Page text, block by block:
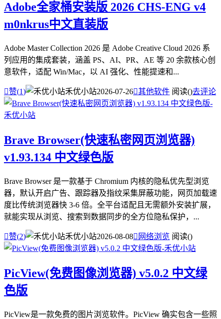
Adobe全家桶安装版 2026 CHS-ENG v4
m0nkrus中文直装版
Adobe Master Collection 2026 是 Adobe Creative Cloud 2026 系
列应用的集成套装，涵盖 PS、AI、PR、AE 等 20 余款核心创
意软件，适配 Win/Mac，以 AI 强化、性能提速和...
赞(1) 禾优小站2026-07-26其他软件 阅读()去评论
Brave Browser(快速私密网页浏览器)
v1.93.134 中文绿色版
Brave Browser 是一款基于 Chromium 内核的隐私优先型浏览
器，默认开启广告、跟踪器及指纹采集屏蔽功能，网页加载速
度比传统浏览器快 3-6 倍。全平台适配且无需额外安装扩展，
就能实现从浏览、搜索到数据同步的全方位隐私保护，...
赞(2) 禾优小站2026-08-08 网络浏览 阅读()
PicView(免费图像浏览器) v5.0.2 中文绿
色版
PicView是一款免费的图片浏览软件。PicView 确实包含一些照